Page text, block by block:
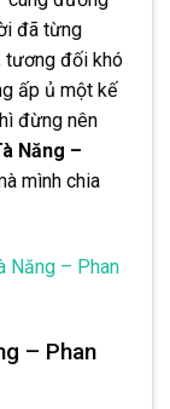
đã từng
tương đối khó
ấp ủ một kế
đừng nên
Năng –
mình chia
Năng – Phan
– Phan